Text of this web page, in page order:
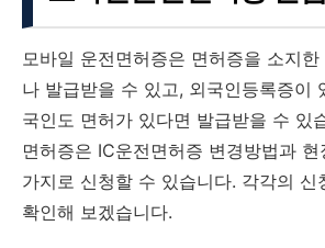
모바일 운전면허증은 면허증을 소지
나 발급받을 수 있고, 외국인등록증이
국인도 면허가 있다면 발급받을 수 있
면허증은 IC운전면허증 변경방법과
가지로 신청할 수 있습니다. 각각의 신
확인해 보겠습니다.